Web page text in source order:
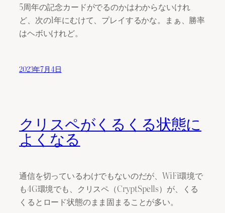
5周年の記念カードがでるのかはわからないけれ
ど、次の1年にむけて、プレイするかな。まぁ、勝率
はヘボいけれど。
2023年7月4日
クリスペがくるくる状態に
よくなる
通信を切っているわけでもないのだが、WiFi環境で
も4G環境でも、クリスペ（CryptSpells）が、くる
くるとロード状態のまま固まることが多い。